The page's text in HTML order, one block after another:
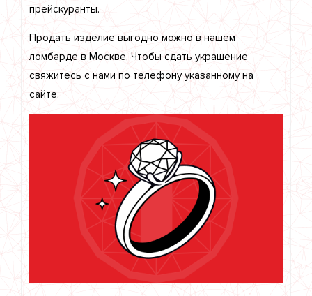
прейскуранты.
Продать изделие выгодно можно в нашем
ломбарде в Москве. Чтобы сдать украшение
свяжитесь с нами по телефону указанному на
сайте.